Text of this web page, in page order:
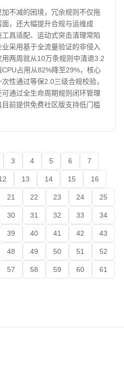
不减的困境，冗余规则不仅拖
，还大幅提升合规与运维成
具适配、运动式突击清理常陷
采用基于全流量验证的非侵入
两周就从10万条规则中清退3.2
占用从82%降至29%，核心
性通过等保2.0三级合规校验，
通过全生命周期规则闭环管理
前提供免费社区版支持低门槛
3 4 5 6 7
13 14 15 16
21 22 23 24 25
30 31 32 33 34
39 40 41 42 43
48 49 50 51 52
57 58 59 60 61